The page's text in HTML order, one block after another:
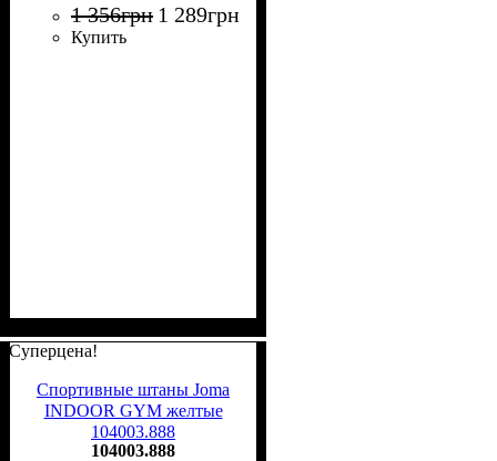
1 356грн 1 289грн
Купить
Суперцена!
Спортивные штаны Joma
INDOOR GYM желтые
104003.888
104003.888